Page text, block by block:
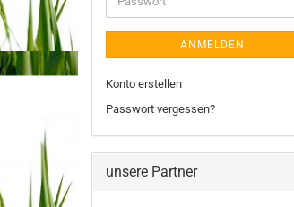
ANMELDEN
Konto erstellen
Passwort vergessen?
unsere Partner